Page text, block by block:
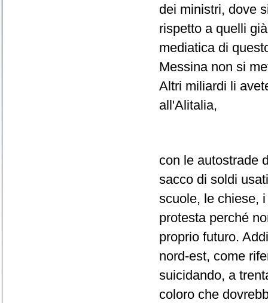
dei ministri, dove
rispetto a quelli
mediatica di
Messina non si
Altri miliardi li
all'Alitalia,
con le autostrade
sacco di soldi
scuole, le chiese,
protesta perché
proprio futuro.
nord-est, come
suicidando, a
coloro che